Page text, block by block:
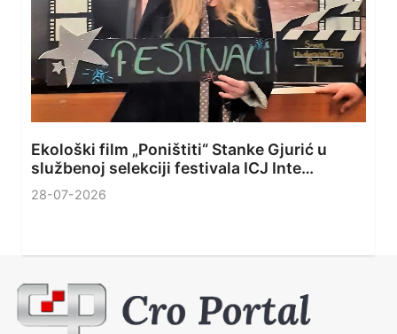
Ekološki film „Poništiti“ Stanke Gjurić u
službenoj selekciji festivala ICJ Inte…
28-07-2026